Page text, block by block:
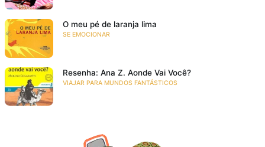
O meu pé de laranja lima
SE EMOCIONAR
Resenha: Ana Z. Aonde Vai Você?
VIAJAR PARA MUNDOS FANTÁSTICOS